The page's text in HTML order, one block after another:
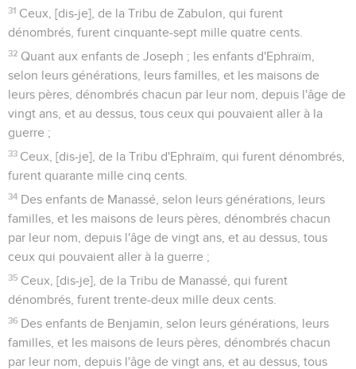
31 Ceux, [dis-je], de la Tribu de Zabulon, qui furent
dénombrés, furent cinquante-sept mille quatre cents.
32 Quant aux enfants de Joseph ; les enfants d'Ephraïm,
selon leurs générations, leurs familles, et les maisons de
leurs pères, dénombrés chacun par leur nom, depuis l'âge de
vingt ans, et au dessus, tous ceux qui pouvaient aller à la
guerre ;
33 Ceux, [dis-je], de la Tribu d'Ephraïm, qui furent dénombrés,
furent quarante mille cinq cents.
34 Des enfants de Manassé, selon leurs générations, leurs
familles, et les maisons de leurs pères, dénombrés chacun
par leur nom, depuis l'âge de vingt ans, et au dessus, tous
ceux qui pouvaient aller à la guerre ;
35 Ceux, [dis-je], de la Tribu de Manassé, qui furent
dénombrés, furent trente-deux mille deux cents.
36 Des enfants de Benjamin, selon leurs générations, leurs
familles, et les maisons de leurs pères, dénombrés chacun
par leur nom, depuis l'âge de vingt ans, et au dessus, tous